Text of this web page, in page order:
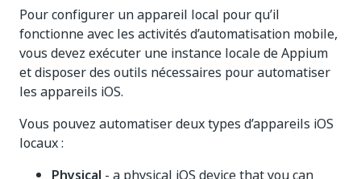
Pour configurer un appareil local pour qu’il
fonctionne avec les activités d’automatisation mobile,
vous devez exécuter une instance locale de Appium
et disposer des outils nécessaires pour automatiser
les appareils iOS.
Vous pouvez automatiser deux types d’appareils iOS
locaux :
Physical - a physical iOS device that you can